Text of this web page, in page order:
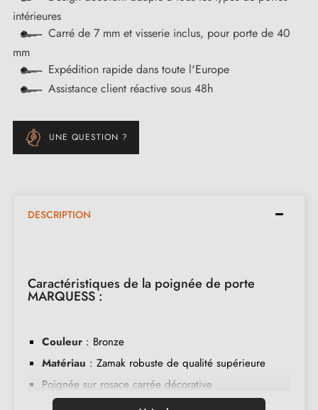
intérieures
Carré de 7 mm et visserie inclus, pour porte de 40
mm
Expédition rapide dans toute l'Europe
Assistance client réactive sous 48h
UNE QUESTION ?
DESCRIPTION
Caractéristiques de la poignée de porte
MARQUESS :
Couleur : Bronze
Matériau : Zamak robuste de qualité supérieure
Poignée sur rosace carrée décorative
Poignée pleine avec ressort de rappel intégré